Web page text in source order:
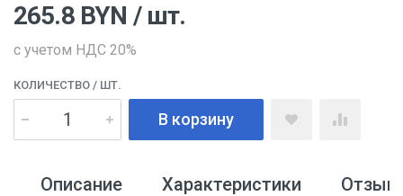
265.8 BYN / шт.
с учетом НДС 20%
КОЛИЧЕСТВО / ШТ.
В корзину
Описание Характеристики